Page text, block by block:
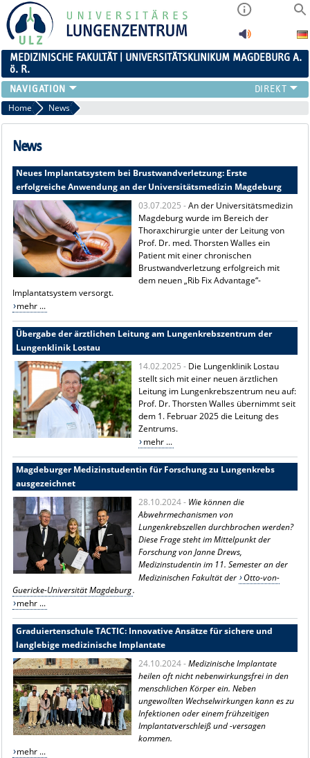
MEDIZINISCHE FAKULTÄT | UNIVERSITÄTSKLINIKUM MAGDEBURG A.
ö. R.
UNSER LUNGENZENTRUM
BEREICHE
KONTAKT
NEWS
Home News
News
Neues Implantatsystem bei Brustwandverletzung: Erste
erfolgreiche Anwendung an der Universitätsmedizin Magdeburg
03.07.2025 -An der Universitätsmedizin
Magdeburg wurde im Bereich der
Thoraxchirurgie unter der Leitung von
Prof. Dr. med. Thorsten Walles ein
Patient mit einer chronischen
Brustwandverletzung erfolgreich mit
dem neuen „Rib Fix Advantage“-
Implantatsystem versorgt.
mehr ...
Übergabe der ärztlichen Leitung am Lungenkrebszentrum der
Lungenklinik Lostau
14.02.2025 - Die Lungenklinik Lostau
stellt sich mit einer neuen ärztlichen
Leitung im Lungenkrebszentrum neu auf:
Prof. Dr. Thorsten Walles übernimmt seit
dem 1. Februar 2025 die Leitung des
Zentrums.
mehr ...
Magdeburger Medizinstudentin für Forschung zu Lungenkrebs
ausgezeichnet
28.10.2024 - Wie können die
Abwehrmechanismen von
Lungenkrebszellen durchbrochen werden?
Diese Frage steht im Mittelpunkt der
Forschung von Janne Drews,
Medizinstudentin im 11. Semester an der
Medizinischen Fakultät der Otto-von-
Guericke-Universität Magdeburg.
mehr ...
Graduiertenschule TACTIC: Innovative Ansätze für sichere und
langlebige medizinische Implantate
24.10.2024 -Medizinische Implantate
heilen oft nicht nebenwirkungsfrei in den
menschlichen Körper ein. Neben
ungewollten Wechselwirkungen kann es zu
Infektionen oder einem frühzeitigen
Implantatverschleiß und -versagen
kommen.
mehr ...